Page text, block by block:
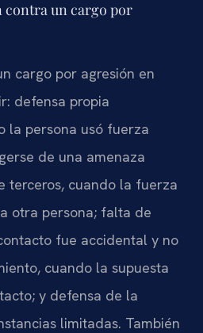
contra un cargo por
cargo por agresión en
defensa propia
la persona usó fuerza
de una amenaza
terceros, cuando la fuerza
otra persona; falta de
fue accidental y no
cuando la supuesta
y defensa de la
limitadas. También